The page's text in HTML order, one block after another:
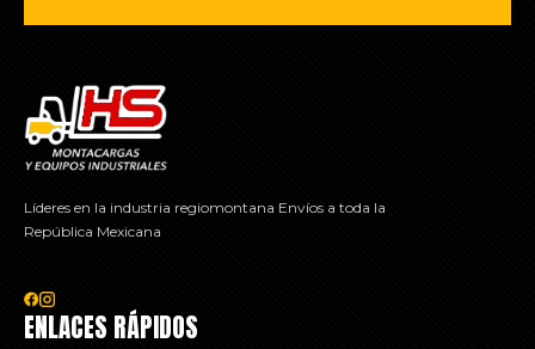
Líderes en la industria regiomontana Envíos a toda la
República Mexicana
ENLACES RÁPIDOS